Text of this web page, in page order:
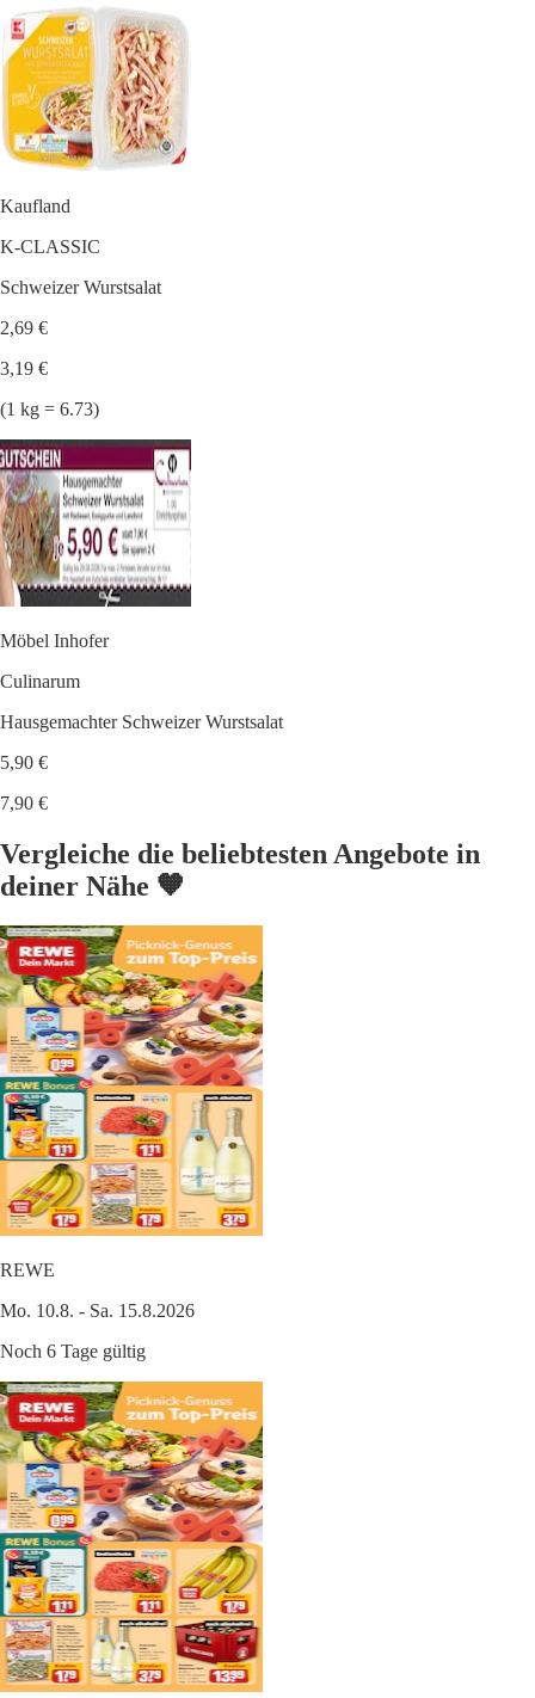
Kaufland
K-CLASSIC
Schweizer Wurstsalat
2,69 €
3,19 €
(1 kg = 6.73)
Möbel Inhofer
Culinarum
Hausgemachter Schweizer Wurstsalat
5,90 €
7,90 €
Vergleiche die beliebtesten Angebote in
deiner Nähe 🧡
REWE
Mo. 10.8. - Sa. 15.8.2026
Noch 6 Tage gültig